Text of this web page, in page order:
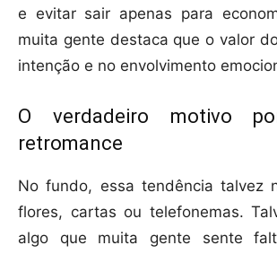
e evitar sair apenas para
muita gente destaca que o valor
intenção e no envolvimento
O verdadeiro motivo
retromance
No fundo, essa tendência talvez
flores, cartas ou telefonemas.
algo que muita gente sente